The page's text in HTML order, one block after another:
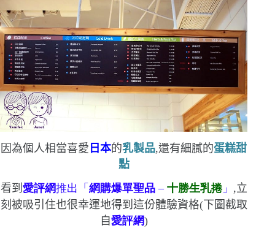
因為個人相當喜愛 日本的乳製品,還有細膩的蛋糕甜
點
看到 愛評網推出「 網購爆單聖品 – 十勝生乳捲」 ,立
刻被吸引住也很幸運地得到這份體驗資格(下圖截取
自 愛評網)